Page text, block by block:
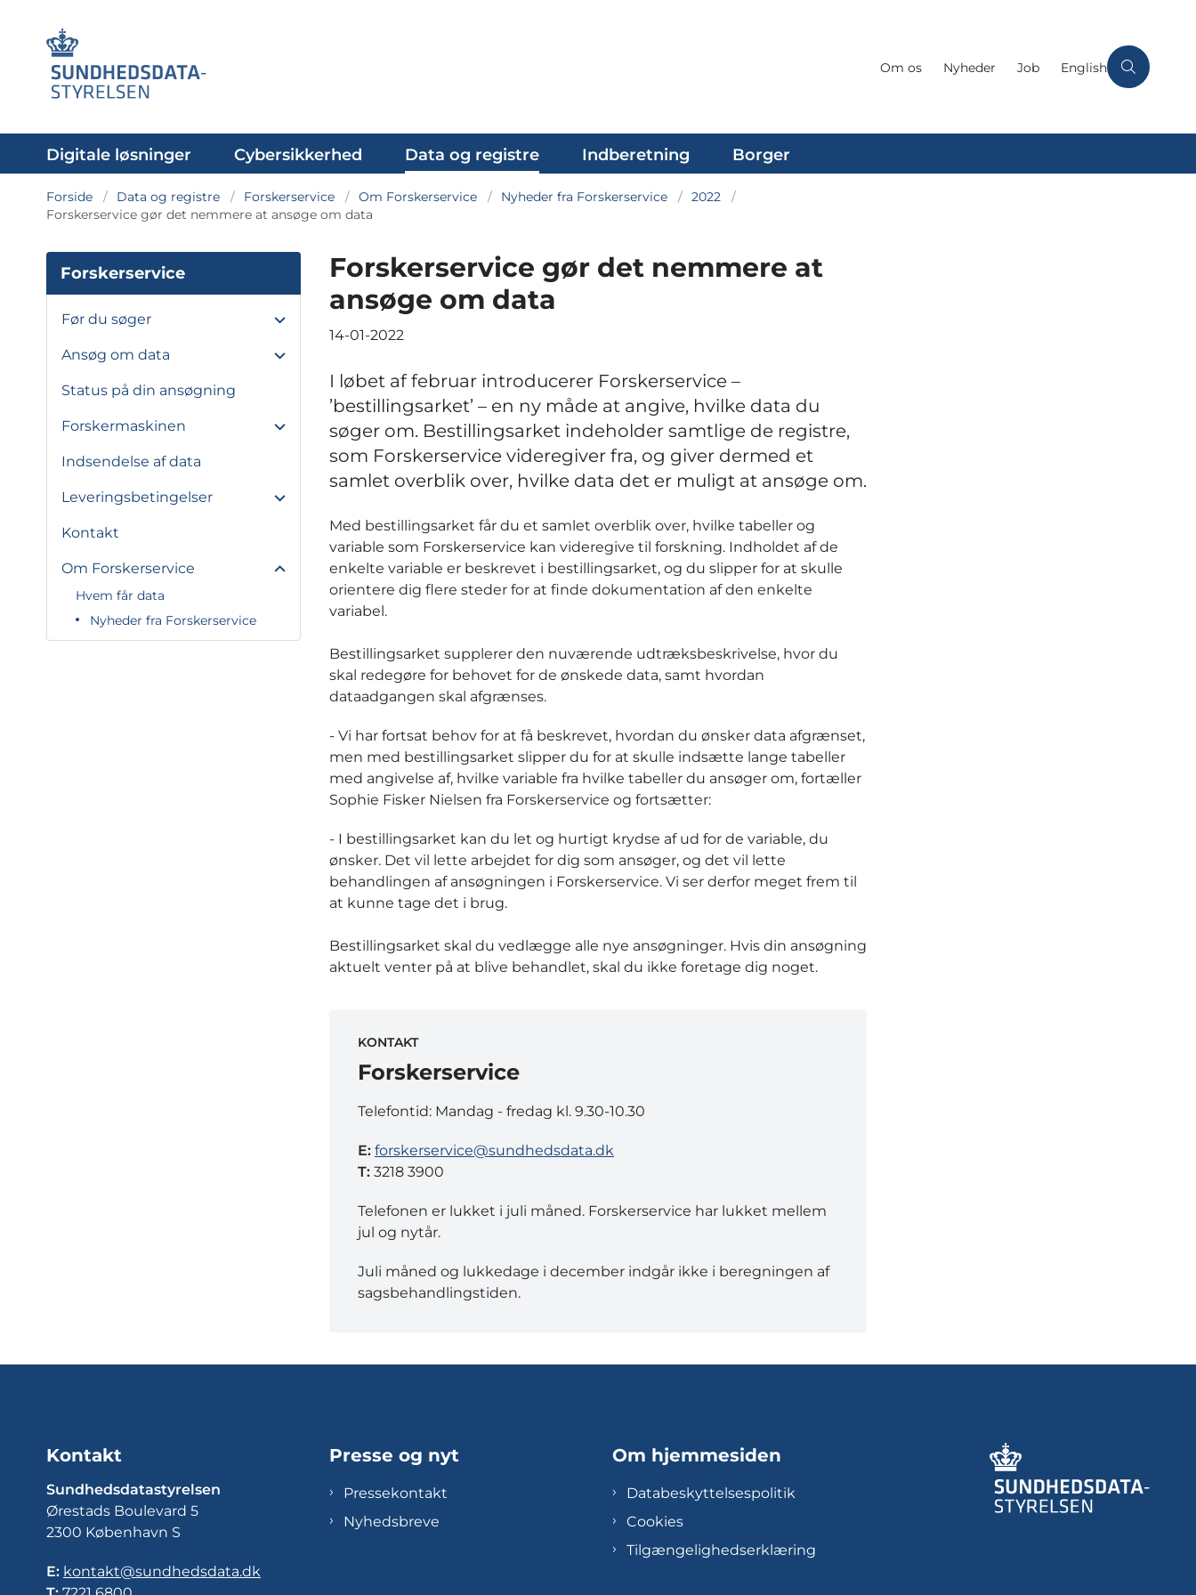
Om os Nyheder Job English
Digitale løsninger Cybersikkerhed Data og registre Indberetning Borger
Forside Data og registre Forskerservice Om Forskerservice Nyheder fra Forskerservice
2022
Forskerservice gør det nemmere at ansøge om data
Forskerservice
Før du søger
Ansøg om data
Status på din ansøgning
Forskermaskinen
Indsendelse af data
Leveringsbetingelser
Kontakt
Om Forskerservice
Hvem får data
Nyheder fra Forskerservice
Forskerservice gør det nemmere at
ansøge om data
14-01-2022
I løbet af februar introducerer Forskerservice –
’bestillingsarket’ – en ny måde at angive, hvilke data du
søger om. Bestillingsarket indeholder samtlige de registre,
som Forskerservice videregiver fra, og giver dermed et
samlet overblik over, hvilke data det er muligt at ansøge om.
Med bestillingsarket får du et samlet overblik over, hvilke tabeller og
variable som Forskerservice kan videregive til forskning. Indholdet af de
enkelte variable er beskrevet i bestillingsarket, og du slipper for at skulle
orientere dig flere steder for at finde dokumentation af den enkelte
variabel.
Bestillingsarket supplerer den nuværende udtræksbeskrivelse, hvor du
skal redegøre for behovet for de ønskede data, samt hvordan
dataadgangen skal afgrænses.
- Vi har fortsat behov for at få beskrevet, hvordan du ønsker data afgrænset,
men med bestillingsarket slipper du for at skulle indsætte lange tabeller
med angivelse af, hvilke variable fra hvilke tabeller du ansøger om, fortæller
Sophie Fisker Nielsen fra Forskerservice og fortsætter:
- I bestillingsarket kan du let og hurtigt krydse af ud for de variable, du
ønsker. Det vil lette arbejdet for dig som ansøger, og det vil lette
behandlingen af ansøgningen i Forskerservice. Vi ser derfor meget frem til
at kunne tage det i brug.
Bestillingsarket skal du vedlægge alle nye ansøgninger. Hvis din ansøgning
aktuelt venter på at blive behandlet, skal du ikke foretage dig noget.
KONTAKT
Forskerservice
Telefontid: Mandag - fredag kl. 9.30-10.30
E: forskerservice@sundhedsdata.dk
T: 3218 3900
Telefonen er lukket i juli måned. Forskerservice har lukket mellem
jul og nytår.
Juli måned og lukkedage i december indgår ikke i beregningen af
sagsbehandlingstiden.
Kontakt
Sundhedsdatastyrelsen
Ørestads Boulevard 5
2300 København S
E: kontakt@sundhedsdata.dk
Presse og nyt
Pressekontakt
Nyhedsbreve
Om hjemmesiden
Databeskyttelsespolitik
Cookies
Tilgængelighedserklæring